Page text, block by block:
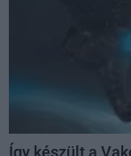
Így készült a